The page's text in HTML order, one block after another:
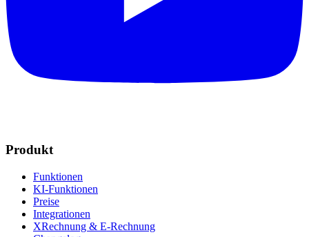
Produkt
Funktionen
KI-Funktionen
Preise
Integrationen
XRechnung & E-Rechnung